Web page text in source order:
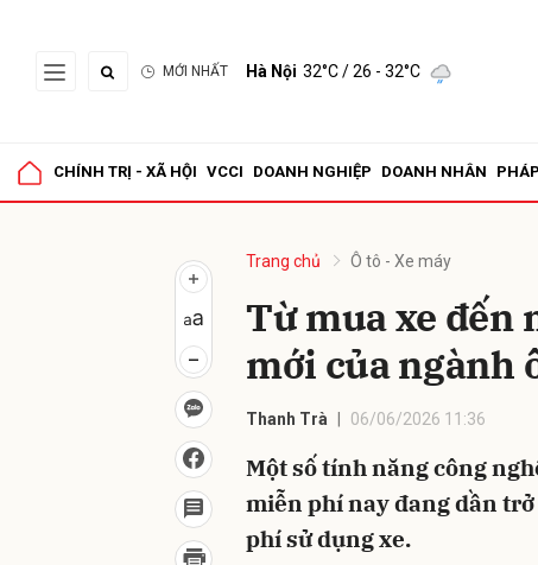
MỚI NHẤT Hà Nội 32°C/ 26 - 32°C
CHÍNH TRỊ - XÃ HỘI VCCI DOANH NGHIỆP DOANH NHÂN
Trang chủ Ô tô - Xe máy
Từ mua xe đến
mới của ngành
Thanh Trà 06/06/2026 11:36
Một số tính năng công
miễn phí nay đang dần
phí sử dụng xe.